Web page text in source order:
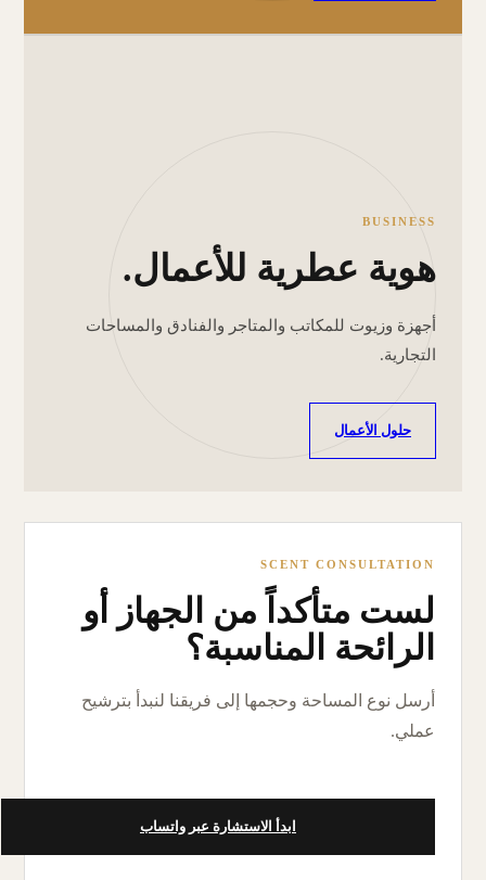
BUSINESS
هوية عطرية للأعمال.
أجهزة وزيوت للمكاتب والمتاجر والفنادق والمساحات
التجارية.
حلول الأعمال
SCENT CONSULTATION
لست متأكداً من الجهاز أو
الرائحة المناسبة؟
أرسل نوع المساحة وحجمها إلى فريقنا لنبدأ بترشيح
عملي.
ابدأ الاستشارة عبر واتساب